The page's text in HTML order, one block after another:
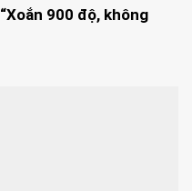
900 độ, không